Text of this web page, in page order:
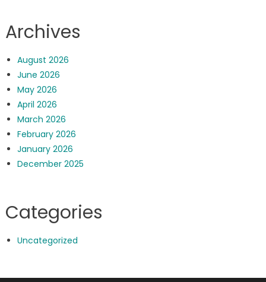
Archives
August 2026
June 2026
May 2026
April 2026
March 2026
February 2026
January 2026
December 2025
Categories
Uncategorized